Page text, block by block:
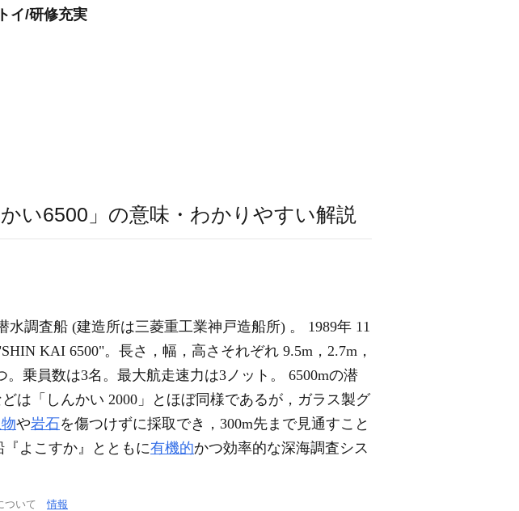
イ/研修充実
かい6500」の意味・わかりやすい解説
水調査船 (建造所は三菱重工業神戸造船所) 。 1989年 11
KAI 6500"。長さ，幅，高さそれぞれ 9.5m，2.7m，
。乗員数は3名。最大航走速力は3ノット。 6500mの潜
は「しんかい 2000」とほぼ同様であるが，ガラス製グ
や岩石を傷つけずに採取でき，300m先まで見通すこと
よこすか』とともに有機的かつ効率的な深海調査シス
について情報